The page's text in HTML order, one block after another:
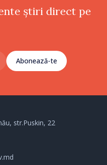
știri direct pe
Abonează-te
str.Puskin, 22